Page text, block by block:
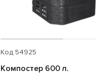
Код54925
Компостер 600 л.